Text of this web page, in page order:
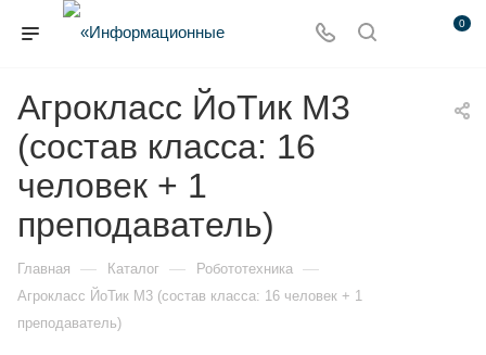
0
Агрокласс ЙоТик М3
(состав класса: 16
человек + 1
преподаватель)
Главная — Каталог — Робототехника —
Агрокласс ЙоТик М3 (состав класса: 16 человек + 1
преподаватель)